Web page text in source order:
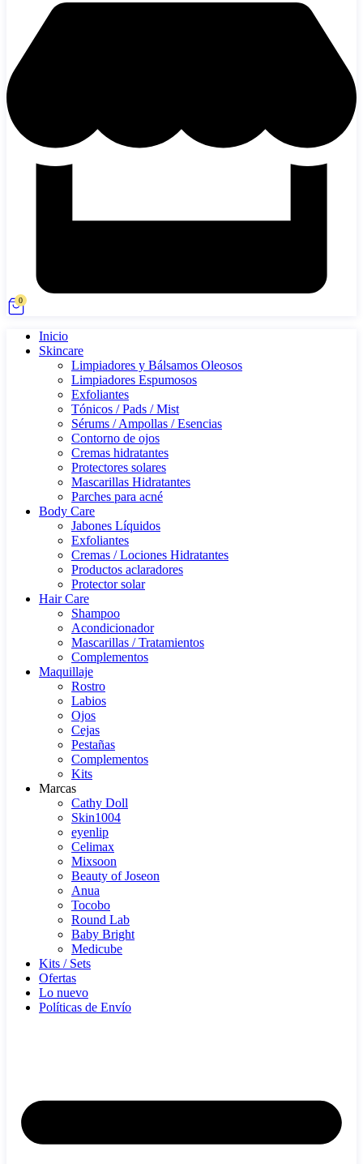
0
Inicio
Skincare
Limpiadores y Bálsamos Oleosos
Limpiadores Espumosos
Exfoliantes
Tónicos / Pads / Mist
Sérums / Ampollas / Esencias
Contorno de ojos
Cremas hidratantes
Protectores solares
Mascarillas Hidratantes
Parches para acné
Body Care
Jabones Líquidos
Exfoliantes
Cremas / Lociones Hidratantes
Productos aclaradores
Protector solar
Hair Care
Shampoo
Acondicionador
Mascarillas / Tratamientos
Complementos
Maquillaje
Rostro
Labios
Ojos
Cejas
Pestañas
Complementos
Kits
Marcas
Cathy Doll
Skin1004
eyenlip
Celimax
Mixsoon
Beauty of Joseon
Anua
Tocobo
Round Lab
Baby Bright
Medicube
Kits / Sets
Ofertas
Lo nuevo
Políticas de Envío